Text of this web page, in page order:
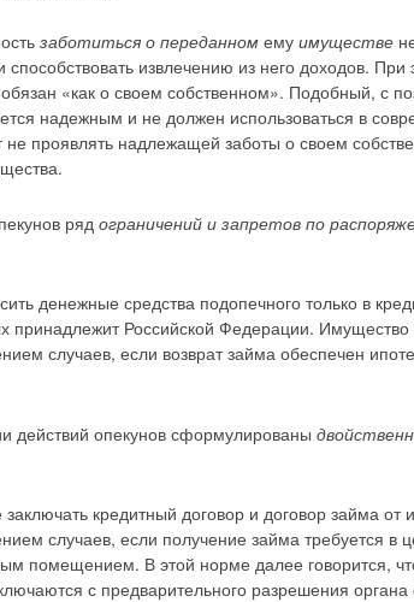
заботиться о переданном ему имуществе
извлечению из него доходов. При
«как о своем собственном». Подобный, с
надежным и не должен использоваться в
проявлять надлежащей заботы о своем
ряд ограничений и запретов по
денежные средства подопечного только в
принадлежит Российской Федерации. Имущество
случаев, если возврат займа обеспечен
действий опекунов сформулированы
кредитный договор и договор займа от
случаев, если получение займа требуется в
помещением. В этой норме далее говорится,
с предварительного разрешения органа